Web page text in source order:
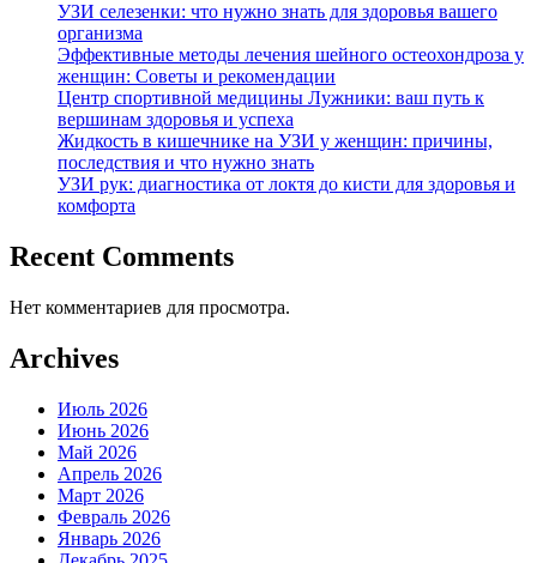
УЗИ селезенки: что нужно знать для здоровья вашего
организма
Эффективные методы лечения шейного остеохондроза у
женщин: Советы и рекомендации
Центр спортивной медицины Лужники: ваш путь к
вершинам здоровья и успеха
Жидкость в кишечнике на УЗИ у женщин: причины,
последствия и что нужно знать
УЗИ рук: диагностика от локтя до кисти для здоровья и
комфорта
Recent Comments
Нет комментариев для просмотра.
Archives
Июль 2026
Июнь 2026
Май 2026
Апрель 2026
Март 2026
Февраль 2026
Январь 2026